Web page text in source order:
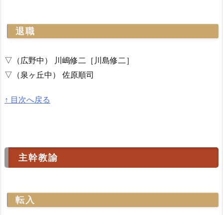
退職
▽（広野中） 川嶋修二［川島修二］
▽（泉ヶ丘中） 佐原順司
↑ 目次へ戻る
主幹教諭
転入